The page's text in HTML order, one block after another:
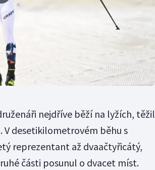
nejdříve běží na lyžích, těžil
V desetikilometrovém běhu s
reprezentant až dvaačtyřicátý,
části posunul o dvacet míst.